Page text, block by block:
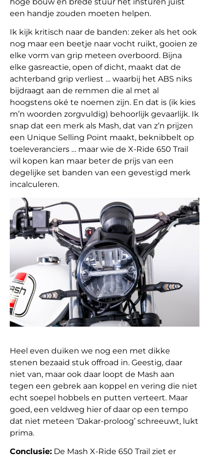
een handje zouden moeten helpen.
Ik kijk kritisch naar de banden: zeker als het ook
nog maar een beetje naar vocht ruikt, gooien ze
elke vorm van grip meteen overboord. Bijna
elke gasreactie, open of dicht, maakt dat de
achterband grip verliest … waarbij het ABS niks
bijdraagt aan de remmen die al met al
hoogstens oké te noemen zijn. En dat is (ik kies
m’n woorden zorgvuldig) behoorlijk gevaarlijk. Ik
snap dat een merk als Mash, dat van z’n prijzen
een Unique Selling Point maakt, beknibbelt op
toeleveranciers … maar wie de X-Ride 650 Trail
wil kopen kan maar beter de prijs van een
degelijke set banden van een gevestigd merk
incalculeren.
Heel even duiken we nog een met dikke
stenen bezaaid stuk offroad in. Geestig, daar
niet van, maar ook daar loopt de Mash aan
tegen een gebrek aan koppel en vering die niet
echt soepel hobbels en putten verteert. Maar
goed, een veldweg hier of daar op een tempo
dat niet meteen ‘Dakar-proloog’ schreeuwt, lukt
prima.
Conclusie: De Mash X-Ride 650 Trail ziet er